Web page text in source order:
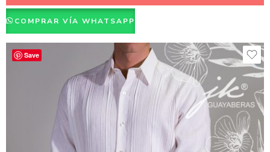
COMPRAR VÍA WHATSAPP
Save